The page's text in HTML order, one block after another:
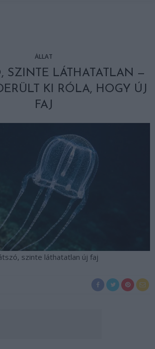
ÁLLAT
SZINTE LÁTHATATLAN —
KI RÓLA, HOGY ÚJ
FAJ
szinte láthatatlan új faj